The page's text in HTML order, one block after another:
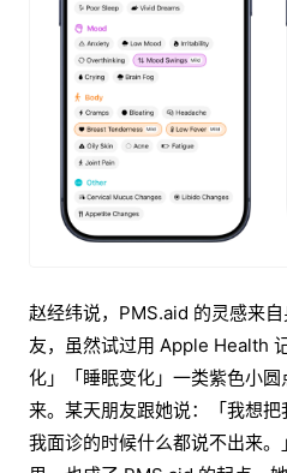
赵经纬说，PMS.aid 的灵感来
友，虽然试过用 Apple Health
化」「睡眠变化」一类紫色小
来。某天朋友跟她说：「我想
我面诊的时候什么都说不出来